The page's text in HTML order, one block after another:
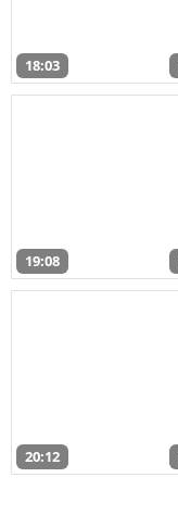
18:03
19:08
20:12